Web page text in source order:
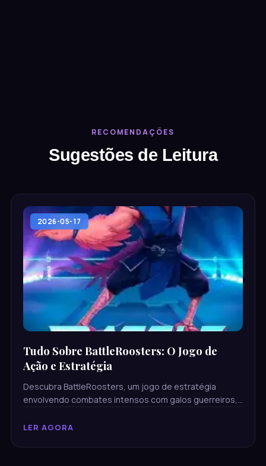
RECOMENDAÇÕES
Sugestões de Leitura
2026-05-17
Tudo Sobre BattleRoosters: O Jogo de
Ação e Estratégia
Descubra BattleRoosters, um jogo de estratégia
envolvendo combates intensos com galos guerreiros,
LER AGORA